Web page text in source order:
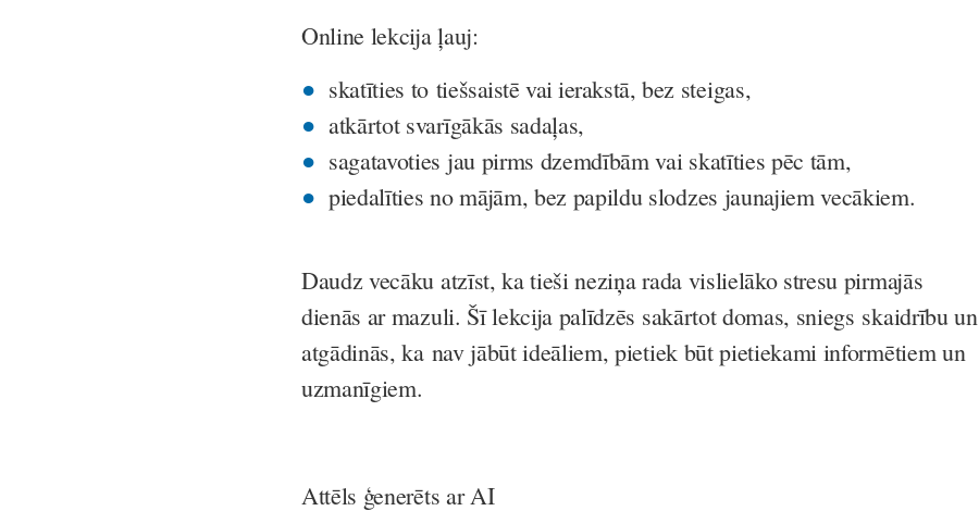
Online lekcija ļauj:
skatīties to tiešsaistē vai ierakstā, bez steigas,
atkārtot svarīgākās sadaļas,
sagatavoties jau pirms dzemdībām vai skatīties pēc tām,
piedalīties no mājām, bez papildu slodzes jaunajiem vecākiem.
Daudz vecāku atzīst, ka tieši neziņa rada vislielāko stresu pirmajās
dienās ar mazuli. Šī lekcija palīdzēs sakārtot domas, sniegs skaidrību un
atgādinās, ka nav jābūt ideāliem, pietiek būt pietiekami informētiem un
uzmanīgiem.
Attēls ģenerēts ar AI